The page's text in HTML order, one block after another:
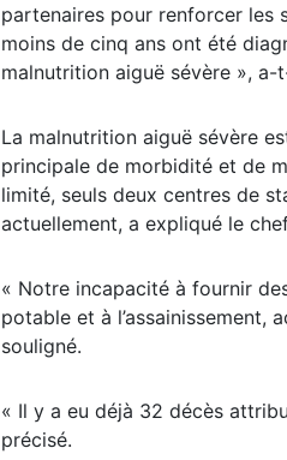
partenaires pour renforcer les
moins de cinq ans ont été
malnutrition aiguë sévère », a-
La malnutrition aiguë sévère
principale de morbidité et de
limité, seuls deux centres de
actuellement, a expliqué le chef
« Notre incapacité à fournir
potable et à
souligné.
« Il y a eu déjà 32 décès
précisé.